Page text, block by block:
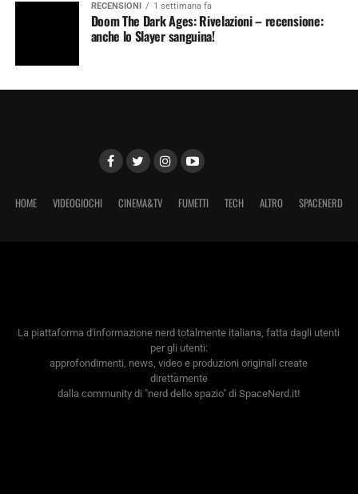
RECENSIONI 1 settimana fa
Doom The Dark Ages: Rivelazioni – recensione:
anche lo Slayer sanguina!
HOME VIDEOGIOCHI CINEMA&TV FUMETTI TECH ALTRO SPACENERD
La piattaforma d'informazione nerd totalmente italiana, fatta dagli utenti
per gli utenti:
approfondimenti, news, video e produzioni originali create
direttamente
dalla community di "nerd dello spazio" di SpaceNerd.it!